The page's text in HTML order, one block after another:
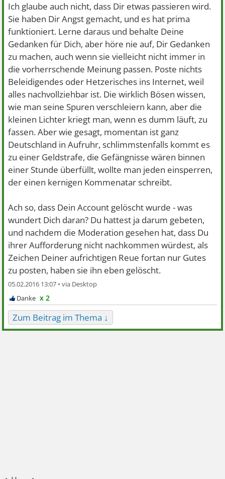
Ich glaube auch nicht, dass Dir etwas passieren wird.
Sie haben Dir Angst gemacht, und es hat prima
funktioniert. Lerne daraus und behalte Deine
Gedanken für Dich, aber höre nie auf, Dir Gedanken
zu machen, auch wenn sie vielleicht nicht immer in
die vorherrschende Meinung passen. Poste nichts
Beleidigendes oder Hetzerisches ins Internet, weil
alles nachvollziehbar ist. Die wirklich Bösen wissen,
wie man seine Spuren verschleiern kann, aber die
kleinen Lichter kriegt man, wenn es dumm läuft, zu
fassen. Aber wie gesagt, momentan ist ganz
Deutschland in Aufruhr, schlimmstenfalls kommt es
zu einer Geldstrafe, die Gefängnisse wären binnen
einer Stunde überfüllt, wollte man jeden einsperren,
der einen kernigen Kommenatar schreibt.
Ach so, dass Dein Account gelöscht wurde - was
wundert Dich daran? Du hattest ja darum gebeten,
und nachdem die Moderation gesehen hat, dass Du
ihrer Aufforderung nicht nachkommen würdest, als
Zeichen Deiner aufrichtigen Reue fortan nur Gutes
zu posten, haben sie ihn eben gelöscht.
05.02.2016 13:07 •
x 2
Zum Beitrag im Thema ↓